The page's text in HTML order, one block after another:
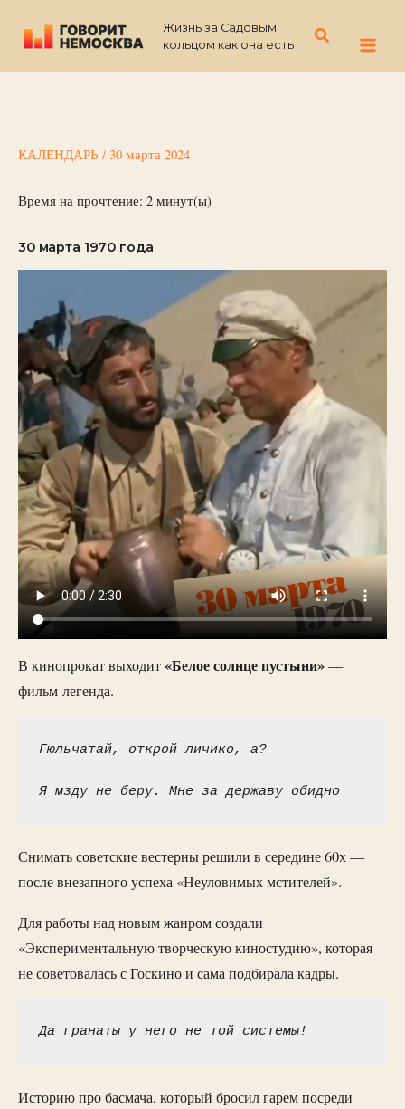
содержимому
Жизнь за Садовым
кольцом как она есть
Поиск
КАЛЕНДАРЬ / 30 марта 2024
Время на прочтение: 2 минут(ы)
30 марта 1970 года
В кинопрокат выходит«Белое солнце пустыни»—
фильм-легенда.
Гюльчатай, открой личико, а?
Я мзду не беру. Мне за державу обидно
Снимать советские вестерны решили в середине 60х —
после внезапного успеха «Неуловимых мстителей».
Для работы над новым жанром создали
«Экспериментальную творческую киностудию», которая
не советовалась с Госкино и сама подбирала кадры.
Да гранаты у него не той системы!
Историю про басмача, который бросил гарем посреди